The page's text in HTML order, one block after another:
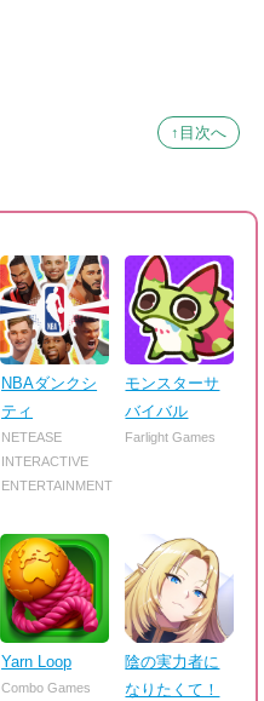
↑目次へ
NBAダンクシ
ティ
NETEASE
INTERACTIVE
ENTERTAINMENT
モンスターサ
バイバル
Farlight Games
Yarn Loop
Combo Games
陰の実力者に
なりたくて！